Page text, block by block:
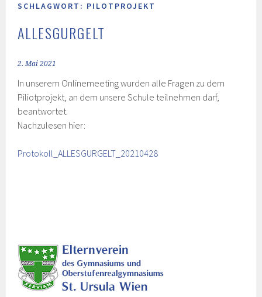
SCHLAGWORT: PILOTPROJEKT
ALLESGURGELT
2. Mai 2021
In unserem Onlinemeeting wurden alle Fragen zu dem
Piliotprojekt, an dem unsere Schule teilnehmen darf,
beantwortet.
Nachzulesen hier:
Protokoll_ALLESGURGELT_20210428